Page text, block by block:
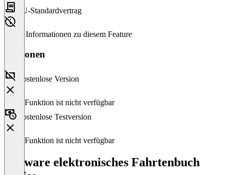
EU-Standardvertrag
Keine Informationen zu diesem Feature
Versionen
Kostenlose Version
Diese Funktion ist nicht verfügbar
Kostenlose Testversion
Diese Funktion ist nicht verfügbar
Lexware elektronisches Fahrtenbuch